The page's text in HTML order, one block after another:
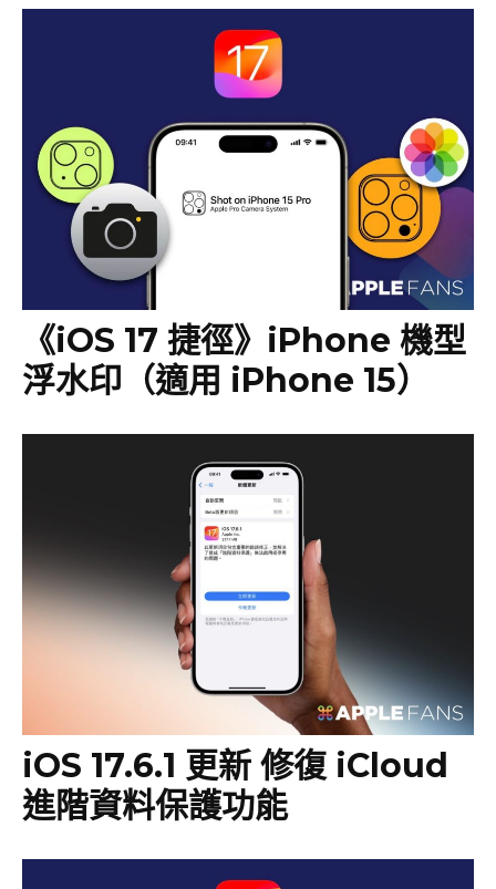
《iOS 17 捷徑》iPhone 機型
浮水印（適用 iPhone 15）
iOS 17.6.1 更新 修復 iCloud
進階資料保護功能